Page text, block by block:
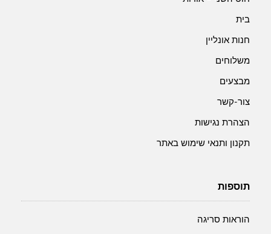
בית
חנות אונליין
משלוחים
מבצעים
צור-קשר
הצהרת נגישות
תקנון ותנאי שימוש באתר
תוספות
הוראות סריגה